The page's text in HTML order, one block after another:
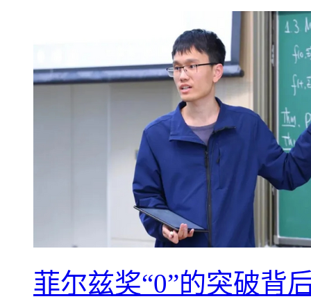
菲尔兹奖“0”的突破背